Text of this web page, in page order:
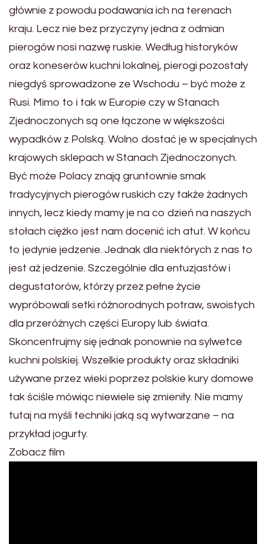
głównie z powodu podawania ich na terenach
kraju. Lecz nie bez przyczyny jedna z odmian
pierogów nosi nazwę ruskie. Według historyków
oraz koneserów kuchni lokalnej, pierogi pozostały
niegdyś sprowadzone ze Wschodu – być może z
Rusi. Mimo to i tak w Europie czy w Stanach
Zjednoczonych są one łączone w większości
wypadków z Polską. Wolno dostać je w specjalnych
krajowych sklepach w Stanach Zjednoczonych.
Być może Polacy znają gruntownie smak
tradycyjnych pierogów ruskich czy także żadnych
innych, lecz kiedy mamy je na co dzień na naszych
stołach ciężko jest nam docenić ich atut. W końcu
to jedynie jedzenie. Jednak dla niektórych z nas to
jest aż jedzenie. Szczególnie dla entuzjastów i
degustatorów, którzy przez pełne życie
wypróbowali setki różnorodnych potraw, swoistych
dla przeróżnych części Europy lub świata.
Skoncentrujmy się jednak ponownie na sylwetce
kuchni polskiej. Wszelkie produkty oraz składniki
używane przez wieki poprzez polskie kury domowe
tak ściśle mówiąc niewiele się zmieniły. Nie mamy
tutaj na myśli techniki jaką są wytwarzane – na
przykład jogurty.
Zobacz film